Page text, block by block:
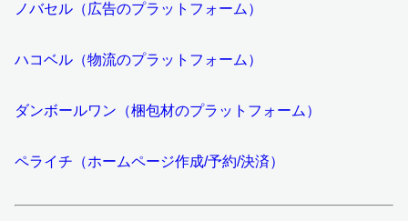
ノバセル（広告のプラットフォーム）
ハコベル（物流のプラットフォーム）
ダンボールワン（梱包材のプラットフォーム）
ペライチ（ホームページ作成/予約/決済）